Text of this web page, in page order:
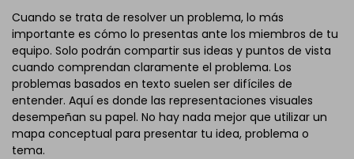
Cuando se trata de resolver un problema, lo más
importante es cómo lo presentas ante los miembros de tu
equipo. Solo podrán compartir sus ideas y puntos de vista
cuando comprendan claramente el problema. Los
problemas basados en texto suelen ser difíciles de
entender. Aquí es donde las representaciones visuales
desempeñan su papel. No hay nada mejor que utilizar un
mapa conceptual para presentar tu idea, problema o
tema.